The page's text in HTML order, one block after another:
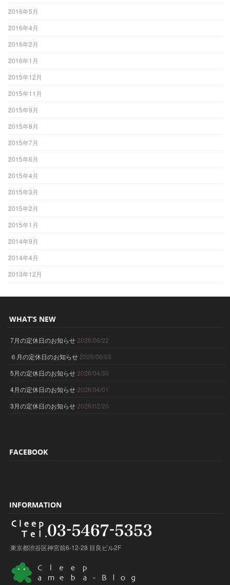
2016年5月
2016年4月
2016年2月
2016年1月
2015年12月
2015年11月
2015年9月
2015年8月
2015年7月
2015年6月
2015年4月
2015年3月
2015年2月
2015年1月
2014年9月
2014年4月
2013年12月
WHAT’S NEW
7月の定休日のお知らせ 2026/06/22
６月の定休日のお知らせ 2026/06/03
5月の定休日のお知らせ 2026/04/30
4月の定休日のお知らせ 2026/04/01
3月の定休日のお知らせ 2026/02/20
FACEBOOK
INFORMATION
東京都渋谷区神宮前6-12-28 目良ビル2F